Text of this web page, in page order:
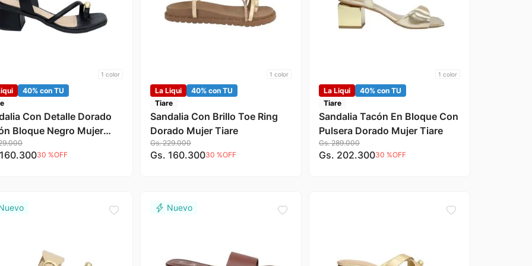
1 color
40% con TU
Con Detalle Dorado
Bloque Negro Mujer
.000
160.30030 %OFF
1 color
La Liqui
40% con TU
Tiare
Sandalia Con Brillo Toe Ring
Dorado Mujer Tiare
Gs. 229.000
Gs. 160.30030 %OFF
1 color
La Liqui
40% con TU
Tiare
Sandalia Tacón En Bloque Con
Pulsera Dorado Mujer Tiare
Gs. 289.000
Gs. 202.30030 %OFF